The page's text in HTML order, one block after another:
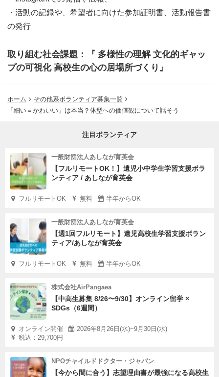
・活動の記録や、希望者に向けた参加証明書、活動報告書
の発行
取り組む社会課題：『 多様性の理解 文化的ギャッ
プの可視化 高校生の心の居場所づくり』
ホーム
その他系ボランティア募集一覧
「細い＝かわいい」は本当？体型への価値観について話そう
注目ボランティア
一般財団法人あしなが育英会
【フルリモートOK！】遺児小中学生学習支援ボラ
ンティア / あしなが育英会
フルリモートOK 無料 半年からOK
一般財団法人あしなが育英会
【週1回フルリモート】遺児高校生学習支援ボラン
ティア/あしなが育英会
フルリモートOK 無料 半年からOK
株式会社AirPangaea
【中高生募集 8/26〜9/30】オンライン留学 ×
SDGs（6週間）
オンライン開催
2026年8月26日(水)~9月30日(水)
税込：29,700円
NPOチャイルドドクター・ジャパン
【今から間に合う】志望理由書が最強になる高校生